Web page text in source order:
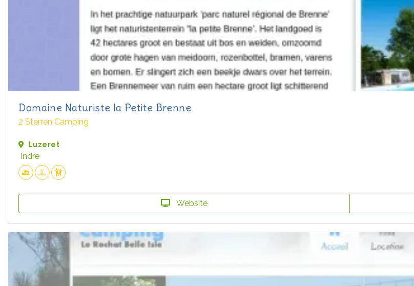
Domaine Naturiste la Petite Brenne
2 Sterren Camping
Luzeret
Indre
Website